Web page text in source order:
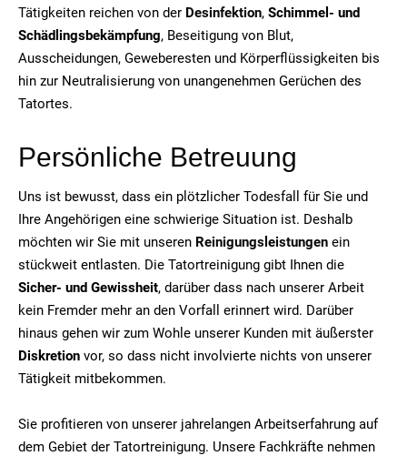
Tätigkeiten reichen von der Desinfektion, Schimmel- und
Schädlingsbekämpfung, Beseitigung von Blut,
Ausscheidungen, Geweberesten und Körperflüssigkeiten bis
hin zur Neutralisierung von unangenehmen Gerüchen des
Tatortes.
Persönliche Betreuung
Uns ist bewusst, dass ein plötzlicher Todesfall für Sie und
Ihre Angehörigen eine schwierige Situation ist. Deshalb
möchten wir Sie mit unseren Reinigungsleistungen ein
stückweit entlasten. Die Tatortreinigung gibt Ihnen die
Sicher- und Gewissheit, darüber dass nach unserer Arbeit
kein Fremder mehr an den Vorfall erinnert wird. Darüber
hinaus gehen wir zum Wohle unserer Kunden mit äußerster
Diskretion vor, so dass nicht involvierte nichts von unserer
Tätigkeit mitbekommen.
Sie profitieren von unserer jahrelangen Arbeitserfahrung auf
dem Gebiet der Tatortreinigung. Unsere Fachkräfte nehmen